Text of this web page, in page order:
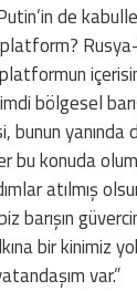
de
platform?
bölgesel
bunun
konuda
atılmış
bir kinimiz
var.”